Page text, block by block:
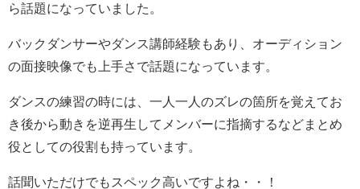
ら話題になっていました。
バックダンサーやダンス講師経験もあり、オーディション
の面接映像でも上手さで話題になっています。
ダンスの練習の時には、一人一人のズレの箇所を覚えてお
き後から動きを逆再生してメンバーに指摘するなどまとめ
役としての役割も持っています。
話聞いただけでもスペック高いですよね・・！